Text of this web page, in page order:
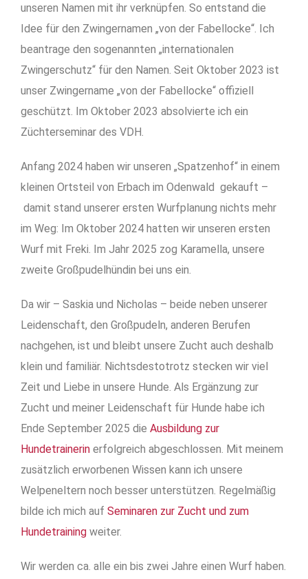
unseren Namen mit ihr verknüpfen. So entstand die
Idee für den Zwingernamen „von der Fabellocke“. Ich
beantrage den sogenannten „internationalen
Zwingerschutz“ für den Namen. Seit Oktober 2023 ist
unser Zwingername „von der Fabellocke“ offiziell
geschützt. Im Oktober 2023 absolvierte ich ein
Züchterseminar des VDH.
Anfang 2024 haben wir unseren „Spatzenhof“ in einem
kleinen Ortsteil von Erbach im Odenwald gekauft –
damit stand unserer ersten Wurfplanung nichts mehr
im Weg: Im Oktober 2024 hatten wir unseren ersten
Wurf mit Freki. Im Jahr 2025 zog Karamella, unsere
zweite Großpudelhündin bei uns ein.
Da wir – Saskia und Nicholas – beide neben unserer
Leidenschaft, den Großpudeln, anderen Berufen
nachgehen, ist und bleibt unsere Zucht auch deshalb
klein und familiär. Nichtsdestotrotz stecken wir viel
Zeit und Liebe in unsere Hunde. Als Ergänzung zur
Zucht und meiner Leidenschaft für Hunde habe ich
Ende September 2025 die Ausbildung zur
Hundetrainerin erfolgreich abgeschlossen. Mit meinem
zusätzlich erworbenen Wissen kann ich unsere
Welpeneltern noch besser unterstützen. Regelmäßig
bilde ich mich auf Seminaren zur Zucht und zum
Hundetraining weiter.
Wir werden ca. alle ein bis zwei Jahre einen Wurf haben.